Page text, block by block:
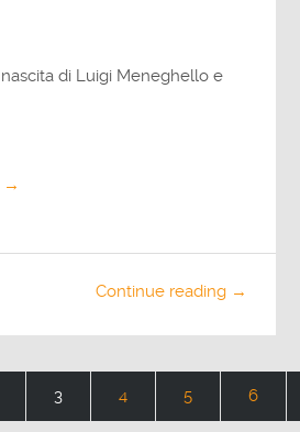
di Luigi Meneghello e
→
Continue reading →
3 4 5 6